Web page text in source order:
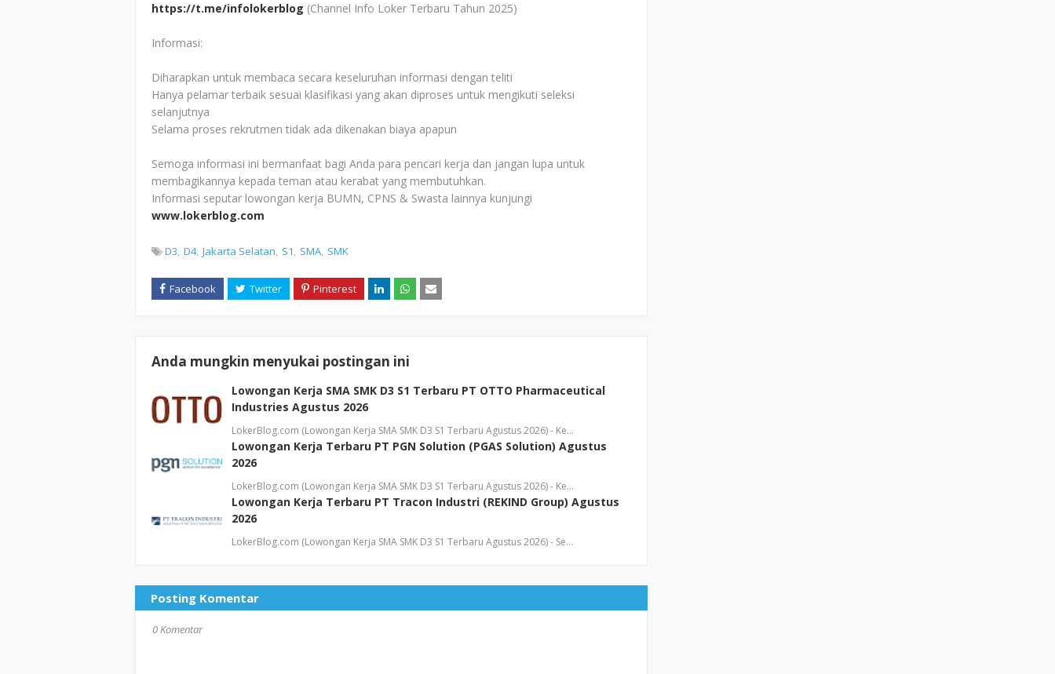
https://t.me/infolokerblog (Channel Info Loker Terbaru Tahun 2025)
Informasi:
Diharapkan untuk membaca secara keseluruhan informasi dengan teliti
Hanya pelamar terbaik sesuai klasifikasi yang akan diproses untuk mengikuti seleksi
selanjutnya
Selama proses rekrutmen tidak ada dikenakan biaya apapun
Semoga informasi ini bermanfaat bagi Anda para pencari kerja dan jangan lupa untuk
membagikannya kepada teman atau kerabat yang membutuhkan.
Informasi seputar lowongan kerja BUMN, CPNS & Swasta lainnya kunjungi
www.lokerblog.com
D3 D4 Jakarta Selatan S1 SMA SMK
Anda mungkin menyukai postingan ini
Lowongan Kerja SMA SMK D3 S1 Terbaru PT OTTO Pharmaceutical
Industries Agustus 2026
LokerBlog.com (Lowongan Kerja SMA SMK D3 S1 Terbaru Agustus 2026) - Ke…
Lowongan Kerja Terbaru PT PGN Solution (PGAS Solution) Agustus
2026
LokerBlog.com (Lowongan Kerja SMA SMK D3 S1 Terbaru Agustus 2026) - Ke…
Lowongan Kerja Terbaru PT Tracon Industri (REKIND Group) Agustus
2026
LokerBlog.com (Lowongan Kerja SMA SMK D3 S1 Terbaru Agustus 2026) - Se…
Posting Komentar
0 Komentar